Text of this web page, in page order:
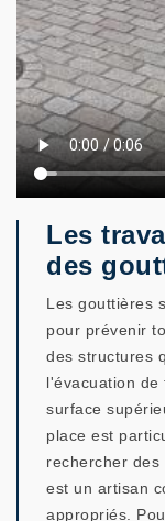
Les
des
Les gouttières
pour prévenir
des structures
l'évacuation de
surface
place est
rechercher des
est un artisan
appropriés.